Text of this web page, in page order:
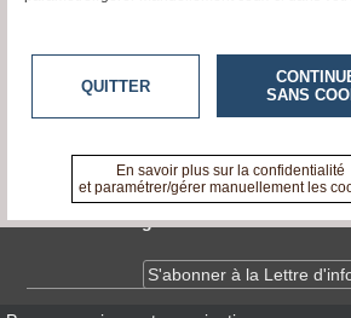
tvlocale.fr
Contactez-nous
A propos de tvlocale.fr
Devenir délégué
S'abonner à la Lettre
QUITTER
SANS
En savoir plus sur la confidentialité
et paramétrer/gérer manuellement les